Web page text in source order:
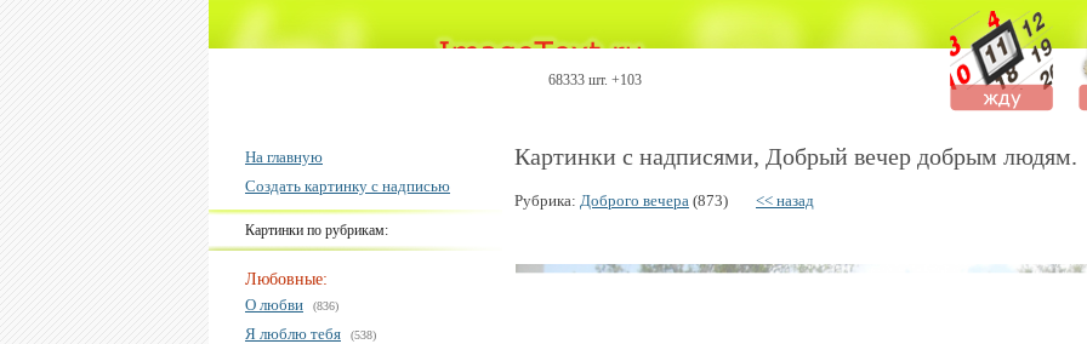
68333 шт. +103
На главную
Создать картинку с надписью
Картинки по рубрикам:
Любовные:
О любви
(836)
Я люблю тебя (538)
Картинки с надписями, Добрый вечер добрым людям.
Рубрика: Доброго вечера (873) << назад